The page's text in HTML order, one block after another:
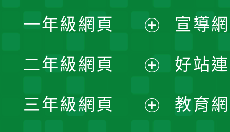
一年級網頁
開
選
二年級網頁
開
三年級網頁
宣導
好站
教育